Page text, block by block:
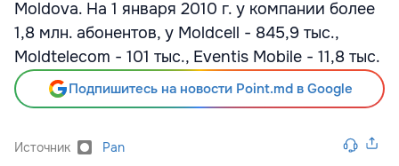
Moldova. На 1 января 2010 г. у компании более
1,8 млн. абонентов, у Moldcell - 845,9 тыс.,
Moldtelecom - 101 тыс., Eventis Mobile - 11,8 тыс.
Подпишитесь на новости Point.md в Google
Источник Pan